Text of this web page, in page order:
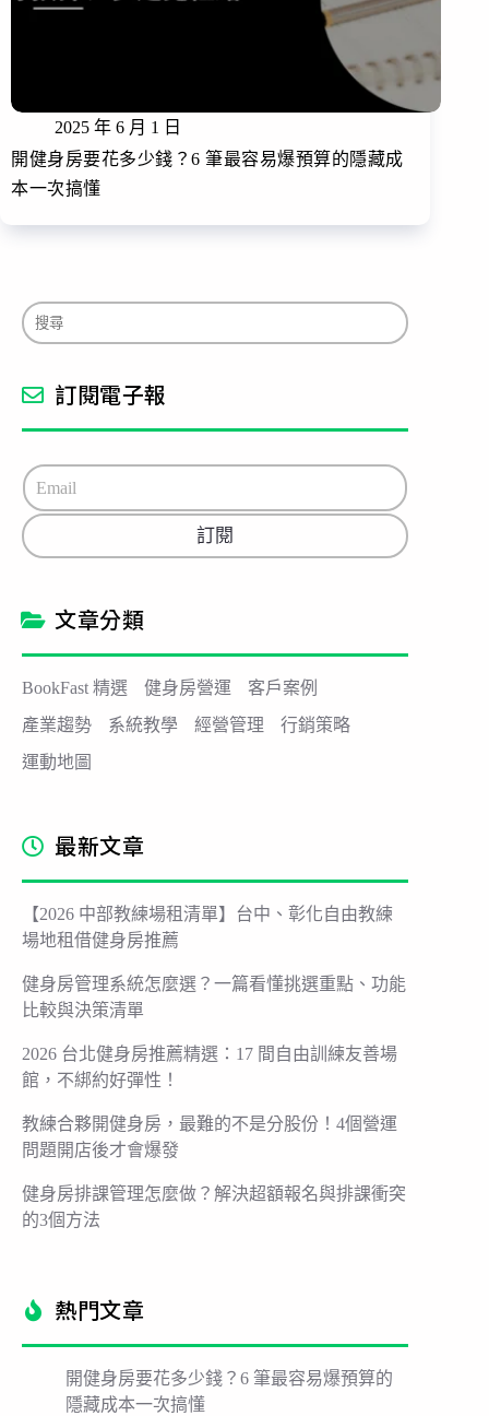
2025 年 6 月 1 日
開健身房要花多少錢？6 筆最容易爆預算的隱藏成
本一次搞懂
訂閱電子報
E
m
a
i
訂閱
文章分類
BookFast 精選 健身房營運
客戶案例
產業趨勢
系統教學 經營管理
行銷策略
運動地圖
最新文章
【2026 中部教練場租清單】台中、彰化自由教練
場地租借健身房推薦
健身房管理系統怎麼選？一篇看懂挑選重點、功能
比較與決策清單
2026 台北健身房推薦精選：17 間自由訓練友善場
館，不綁約好彈性！
教練合夥開健身房，最難的不是分股份！4個營運
問題開店後才會爆發
健身房排課管理怎麼做？解決超額報名與排課衝突
的3個方法
熱門文章​
開健身房要花多少錢？6 筆最容易爆預算的
隱藏成本一次搞懂